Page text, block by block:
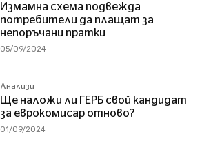
Измамна схема подвежда
потребители да плащат за
непоръчани пратки
05/09/2024
Анализи
Ще наложи ли ГЕРБ свой кандидат
за еврокомисар отново?
01/09/2024